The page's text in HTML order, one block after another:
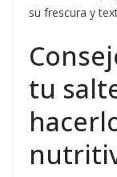
su frescura y
tu